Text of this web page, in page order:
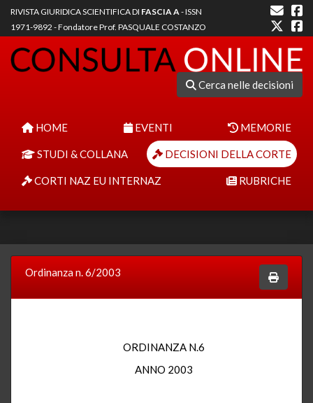
RIVISTA GIURIDICA SCIENTIFICA DI FASCIA A- ISSN
1971-9892 - Fondatore Prof. PASQUALE COSTANZO
Cerca nelle decisioni
HOME EVENTI MEMORIE
STUDI & COLLANA DECISIONI DELLA CORTE
CORTI NAZ EU INTERNAZ RUBRICHE
Ordinanza n. 6/2003
ORDINANZA N.6
ANNO 2003